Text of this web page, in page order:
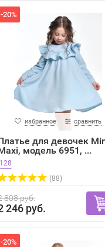
-20%
избранное сравнить
для девочек
модель 6951, ...
128
(88)
808 руб.
246 руб.
-20%